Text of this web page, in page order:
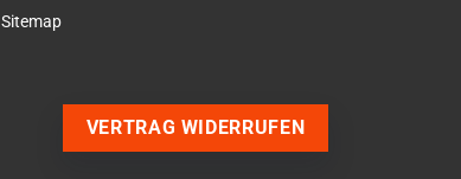
Sitemap
VERTRAG WIDERRUFEN